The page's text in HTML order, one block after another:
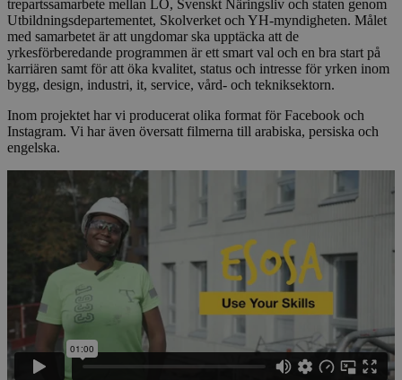
trepartssamarbete mellan LO, Svenskt Näringsliv och staten genom
Utbildningsdepartementet, Skolverket och YH-myndigheten. Målet
med samarbetet är att ungdomar ska upptäcka att de
yrkesförberedande programmen är ett smart val och en bra start på
karriären samt för att öka kvalitet, status och intresse för yrken inom
bygg, design, industri, it, service, vård- och tekniksektorn.
Inom projektet har vi producerat olika format för Facebook och
Instagram. Vi har även översatt filmerna till arabiska, persiska och
engelska.